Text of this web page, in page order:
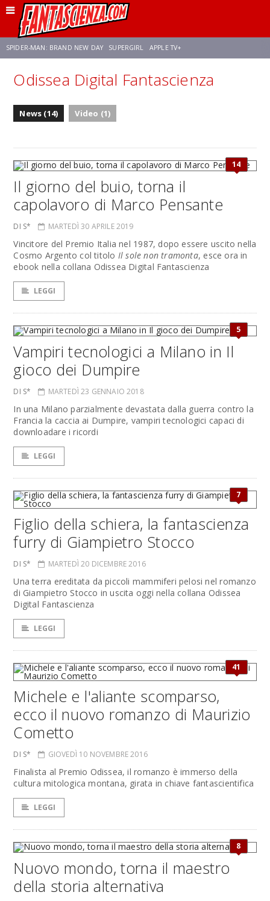
SPIDER-MAN: BRAND NEW DAY SUPERGIRL APPLE TV+
FRANCO RICCIARDIELLO ZENDAYA STAR TREK AVENGERS: DOOMSDAY
Odissea Digital Fantascienza
News (14) Video (1)
14
Il giorno del buio, torna il
capolavoro di Marco Pensante
DI S* MARTEDÌ 30 APRILE 2019
Vincitore del Premio Italia nel 1987, dopo essere uscito nella
Cosmo Argento col titolo Il sole non tramonta, esce ora in
ebook nella collana Odissea Digital Fantascienza
LEGGI
5
Vampiri tecnologici a Milano in Il
gioco dei Dumpire
DI S* MARTEDÌ 23 GENNAIO 2018
In una Milano parzialmente devastata dalla guerra contro la
Francia la caccia ai Dumpire, vampiri tecnologici capaci di
downloadare i ricordi
LEGGI
7
Figlio della schiera, la fantascienza
furry di Giampietro Stocco
DI S* MARTEDÌ 20 DICEMBRE 2016
Una terra ereditata da piccoli mammiferi pelosi nel romanzo
di Giampietro Stocco in uscita oggi nella collana Odissea
Digital Fantascienza
LEGGI
41
Michele e l'aliante scomparso,
ecco il nuovo romanzo di Maurizio
Cometto
DI S* GIOVEDÌ 10 NOVEMBRE 2016
Finalista al Premio Odissea, il romanzo è immerso della
cultura mitologica montana, girata in chiave fantascientifica
LEGGI
8
Nuovo mondo, torna il maestro
della storia alternativa